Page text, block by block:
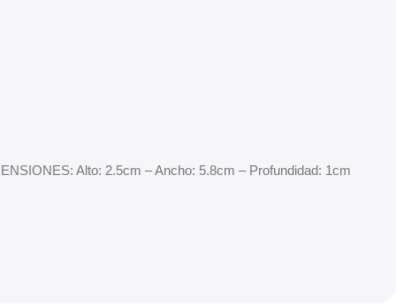
Alto: 2.5cm – Ancho: 5.8cm – Profundidad: 1cm